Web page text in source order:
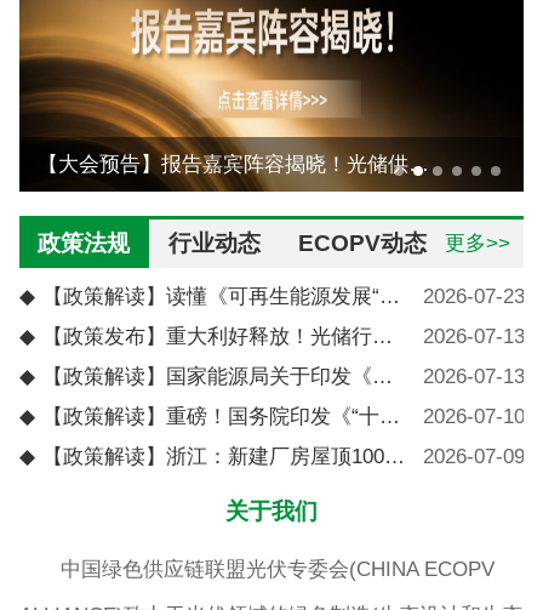
【大会预告】报告嘉宾阵容揭晓！光储供应链大会精彩抢先看
政策法规 更多>>
行业动态 ECOPV动态
◆ 【政策解读】读懂《可再生能源发展“十五五”规划》：光储融合、绿色供应链与多元场景迎来新窗口
2026-07-23
◆
【政策发布】重大利好释放！光储行业迎来价值重构关键期
2026-07-13
◆
【政策解读】国家能源局关于印发《能源领域节能降碳行动计划（2026—2028年）》的通知(附解读)
2026-07-13
◆
【政策解读】重磅！国务院印发《“十五五”碳达峰行动方案》！
2026-07-10
◆
【政策解读】浙江：新建厂房屋顶100%安装光伏，能批尽批 、能建尽建！ 2026-07-09
关于我们
中国绿色供应链联盟光伏专委会(CHINA ECOPV